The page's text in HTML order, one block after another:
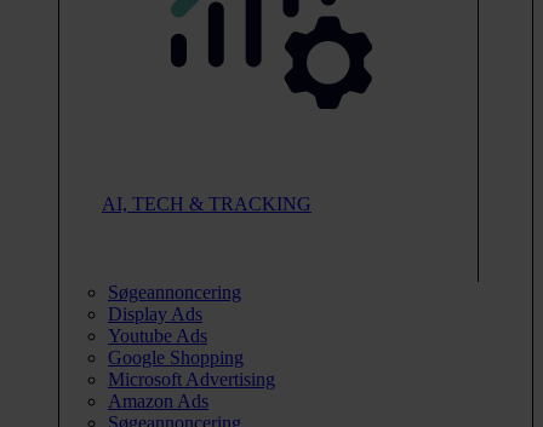
AI, TECH & TRACKING
Søgeannoncering
Display Ads
Youtube Ads
Google Shopping
Microsoft Advertising
Amazon Ads
Søgeannoncering